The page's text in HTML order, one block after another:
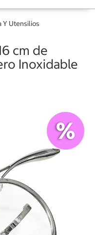
Y Utensilios
cm de
Inoxidable